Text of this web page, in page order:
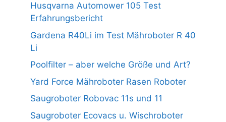
Husqvarna Automower 105 Test
Erfahrungsbericht
Gardena R40Li im Test Mähroboter R 40
Li
Poolfilter – aber welche Größe und Art?
Yard Force Mähroboter Rasen Roboter
Saugroboter Robovac 11s und 11
Saugroboter Ecovacs u. Wischroboter